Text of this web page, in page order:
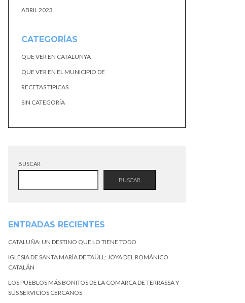
ABRIL 2023
CATEGORÍAS
QUE VER EN CATALUNYA
QUE VER EN EL MUNICIPIO DE
RECETAS TIPICAS
SIN CATEGORÍA
BUSCAR
BUSCAR
ENTRADAS RECIENTES
CATALUÑA: UN DESTINO QUE LO TIENE TODO
IGLESIA DE SANTA MARÍA DE TAÜLL: JOYA DEL ROMÁNICO
CATALÁN
LOS PUEBLOS MÁS BONITOS DE LA COMARCA DE TERRASSA Y
SUS SERVICIOS CERCANOS